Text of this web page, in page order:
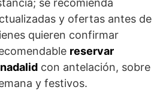
se recomienda
y ofertas antes de
quieren confirmar
reservar
con antelación, sobre
y festivos.